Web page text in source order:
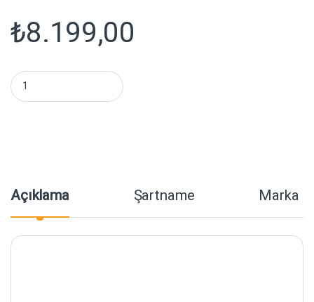
₺8.199,00
Gdx Sonsuz Beyaz Fon Perde (Kumaş) 2.70x5.80 Metre, Boru,
Açıklama Şartname Marka